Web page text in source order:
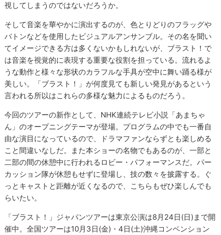
視してしまうのではないだろうか。
そして音楽を華やかに演出するのが、色とりどりのフラッグや
バトンなどを使用したビジュアルアンサンブル。その名を聞い
てイメージできる方は多くないかもしれないが、ブラスト！で
は音楽を視覚的に表現する重要な役割を担っている。流れるよ
うな動作と様々な形状のカラフルな手具が空中に舞い踊る様が
美しい。「ブラスト！」が何度見ても新しい発見があるという
言われる所以はこれらの多様な魅力によるものだろう。
今回のツアーの新作として、NHK連続テレビ小説「あまちゃ
ん」のオープニングテーマが登場。プログラムの中でも一番自
由な演目になっているので、ドラマファンならずとも楽しめる
こと間違いなしだ。また本ショーの名物でもあるのが、一部と
二部の間の休憩中に行われるロビー・パフォーマンスだ。パー
カッション隊が休憩もせずに登場し、技の数々を披露する。ぐ
っとキャストと距離が近くなるので、こちらもぜひ楽しんでも
らいたい。
「ブラスト！」ジャパンツアーは東京公演は8月24日(日)まで開
催中。全国ツアーは10月3日(金)・4日(土)沖縄コンベンション